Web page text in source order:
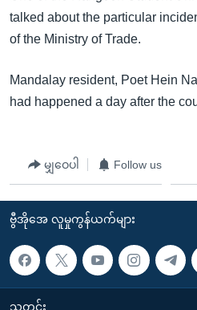
သို့
ကျော်
ရန်
ရှာဖွေ
ရန်
ဗွီအိုအေ လူမှုကွန်ယက်များ
ဘာသာစကားများ
talked about the particular
of the Ministry of Trade.
Mandalay resident, Poet Hein
had happened a day after the
မျှဝေပါ Follow us
ဗွီအိုအေ လူမှုကွန်ယက်များ
သတင်း